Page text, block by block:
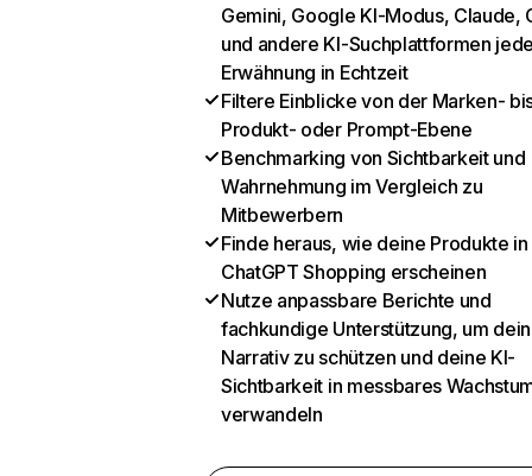
Gemini, Google KI-Modus, Claude,
und andere KI-Suchplattformen
Erwähnung in Echtzeit
Filtere Einblicke von der Marken-
Produkt- oder Prompt-Ebene
Benchmarking von Sichtbarkeit und
Wahrnehmung im Vergleich zu
Mitbewerbern
Finde heraus, wie deine Produkte in
ChatGPT Shopping erscheinen
Nutze anpassbare Berichte und
fachkundige Unterstützung, um dein
Narrativ zu schützen und deine KI-
Sichtbarkeit in messbares
verwandeln